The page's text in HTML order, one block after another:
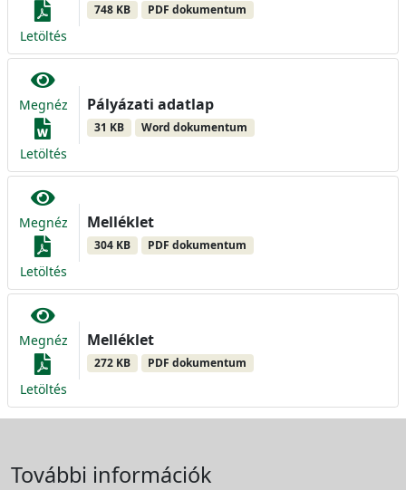
Letöltés
748 KB PDF dokumentum
Megnéz
Letöltés
Pályázati adatlap
31 KB Word dokumentum
Megnéz
Letöltés
Melléklet
304 KB PDF dokumentum
Megnéz
Letöltés
Melléklet
272 KB PDF dokumentum
További információk